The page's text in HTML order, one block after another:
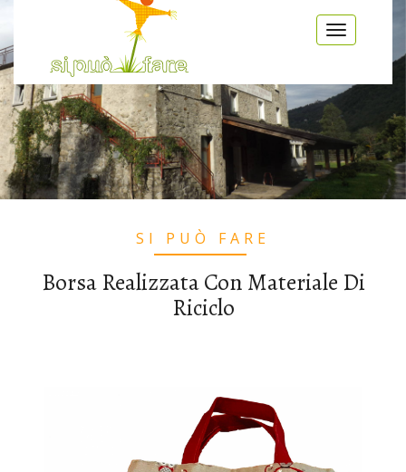
Salta al contenuto principale
Toggle
SI PUÒ FARE
Borsa Realizzata Con Materiale Di
Riciclo